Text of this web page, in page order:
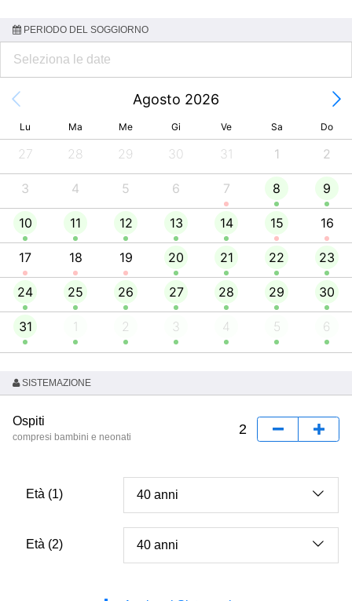
PERIODO DEL SOGGIORNO
Agosto 2026
Lu Ma Me Gi Ve Sa Do
27 28 29 30 31 1 2
3 4 5 6 7 8 9
10 11 12 13 14 15 16
17 18 19 20 21 22 23
24 25 26 27 28 29 30
31 1 2 3 4 5 6
SISTEMAZIONE
Ospiti
compresi bambini e neonati
Età (1)
Età (2)